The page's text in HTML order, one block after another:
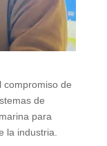
compromiso de
de
para
la industria.